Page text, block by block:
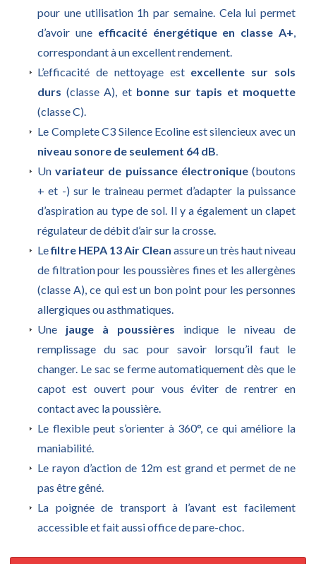
pour une utilisation 1h par semaine. Cela lui permet
d’avoir une efficacité énergétique en classe A+
correspondant à un excellent rendement.
L’efficacité de nettoyage est excellente sur sols
durs (classe A), et bonne sur tapis et moquette
(classe C).
Le Complete C3 Silence Ecoline est silencieux avec un
niveau sonore de seulement 64 dB
Unvariateur de puissance électronique(boutons
+ et -) sur le traineau permet d’adapter la puissance
d’aspiration au type de sol. Il y a également un clapet
régulateur de débit d’air sur la crosse.
Lefiltre HEPA 13 Air Clean assure un très haut niveau
de filtration pour les poussières fines et les allergènes
(classe A), ce qui est un bon point pour les personnes
allergiques ou asthmatiques.
Une jauge à poussières indique le niveau de
remplissage du sac pour savoir lorsqu’il faut le
changer. Le sac se ferme automatiquement dès que le
capot est ouvert pour vous éviter de rentrer en
contact avec la poussière.
Le flexible peut s’orienter à 360°, ce qui améliore la
maniabilité.
Le rayon d’action de 12m est grand et permet de ne
pas être gêné.
La poignée de transport à l’avant est facilement
accessible et fait aussi office de pare-choc.